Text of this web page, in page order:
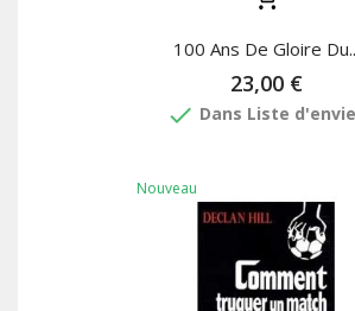
100 Ans De Gloire
23,00 €
done Dans Liste
Nouveau